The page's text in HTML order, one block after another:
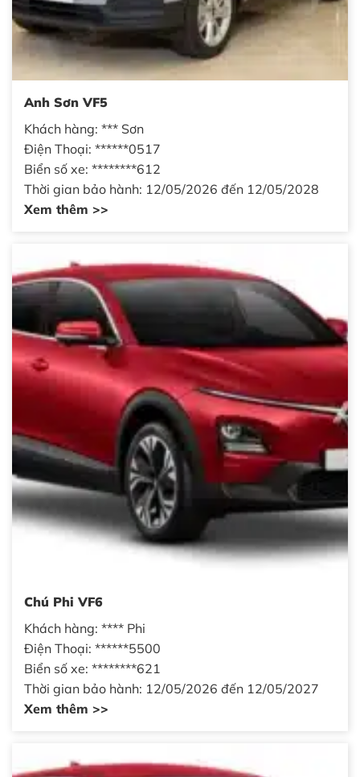
Anh Sơn VF5
Khách hàng: *** Sơn
Điện Thoại: ******0517
Biển số xe: ********612
Thời gian bảo hành: 12/05/2026 đến 12/05/2028
Xem thêm >>
Chú Phi VF6
Khách hàng: **** Phi
Điện Thoại: ******5500
Biển số xe: ********621
Thời gian bảo hành: 12/05/2026 đến 12/05/2027
Xem thêm >>